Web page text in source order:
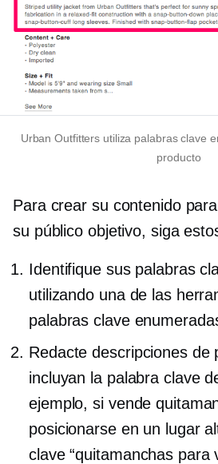
Urban Outfitters utiliza palabras clave
producto
Para crear su contenido
su público objetivo, siga
Identifique sus palabras
utilizando una de las
palabras clave
Redacte descripciones de
incluyan la palabra clave
ejemplo, si vende
posicionarse en un lugar
clave “quitamanchas para